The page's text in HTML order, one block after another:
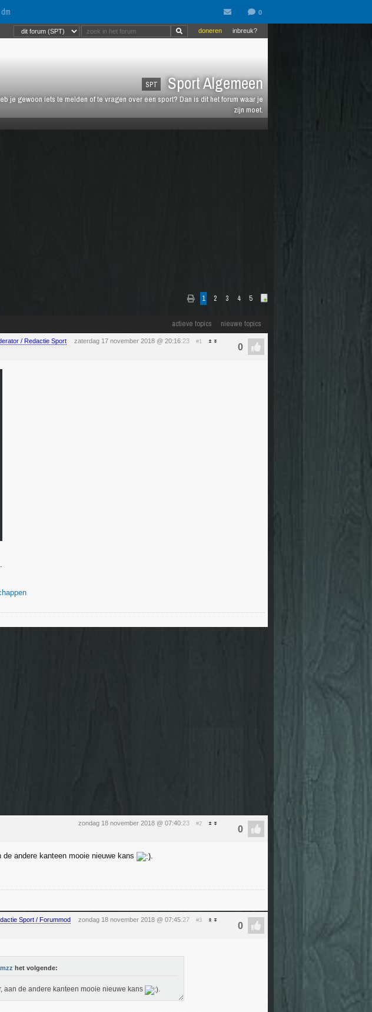
dm
SPT Sport Algemeen
je gewoon iets te melden of te vragen over een sport? Dan is dit het forum waar je
zijn moet.
inbreuk?
doneren
1 2 3 4 5
actieve topics nieuwe topics
/ Redactie Sport zaterdag 17 november 2018 @ 20:16:23 #1
zondag 18 november 2018 @ 07:40:23 #2
andere kanteen mooie nieuwe kans .
Sport / Forummod zondag 18 november 2018 @ 07:45:27 #3
het volgende:
aan de andere kanteen mooie nieuwe kans .